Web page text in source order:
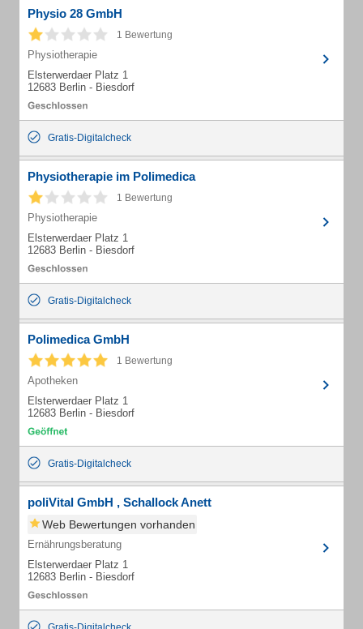
Physio 28 GmbH
1 Bewertung
Physiotherapie
Elsterwerdaer Platz 1
12683 Berlin - Biesdorf
Gratis-Digitalcheck
Physiotherapie im Polimedica
1 Bewertung
Physiotherapie
Elsterwerdaer Platz 1
12683 Berlin - Biesdorf
Gratis-Digitalcheck
Polimedica GmbH
1 Bewertung
Apotheken
Elsterwerdaer Platz 1
12683 Berlin - Biesdorf
Gratis-Digitalcheck
poliVital GmbH , Schallock Anett
Web Bewertungen vorhanden
Ernährungsberatung
Elsterwerdaer Platz 1
12683 Berlin - Biesdorf